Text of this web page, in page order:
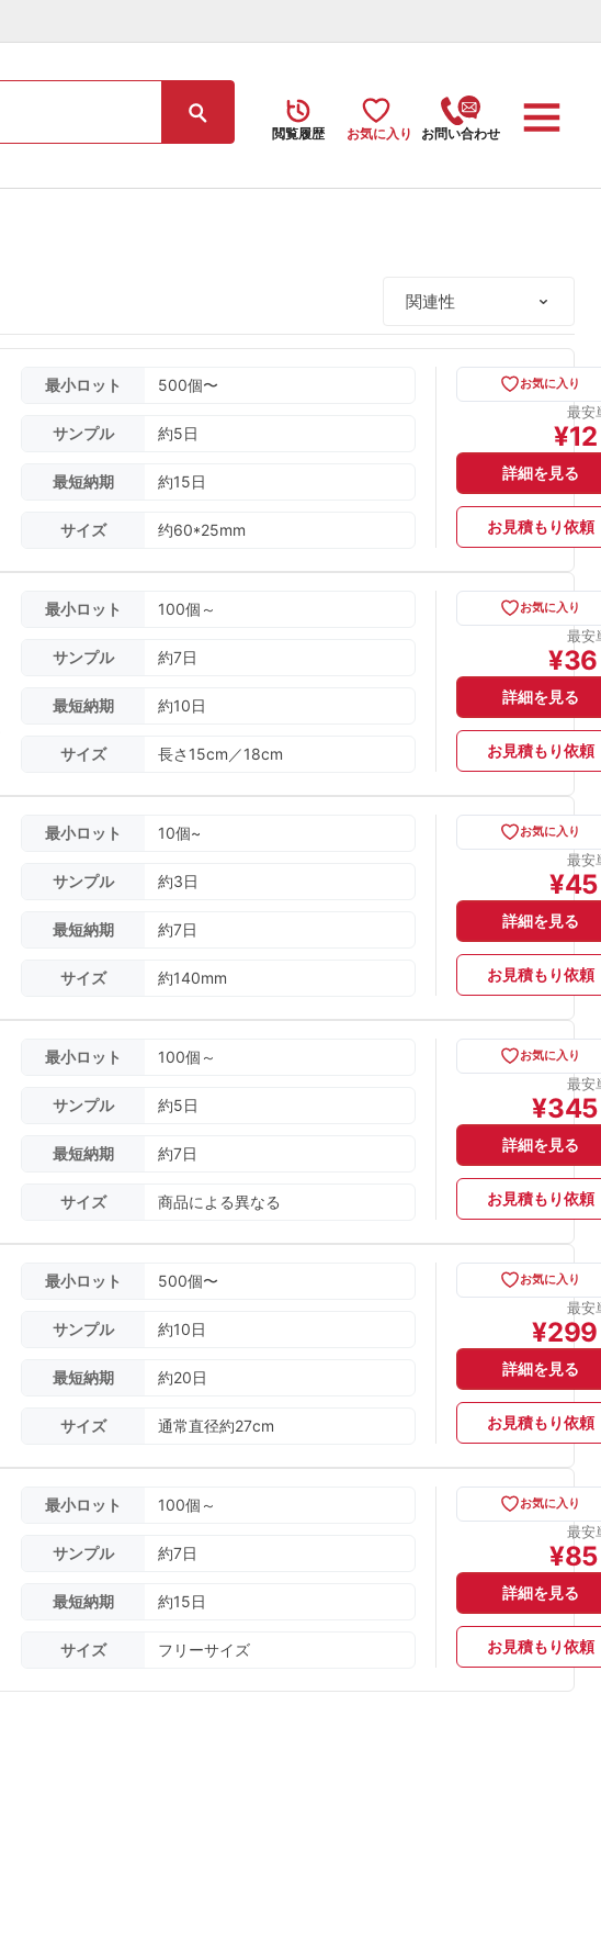
閲覧履歴 お気に入り お問い合わせ
最小ロット 500個〜
サンプル 約5日
最短納期 約15日
サイズ 约60*25mm
お気に入り
最安
¥12
詳細を見る
お見積もり依頼
最小ロット 100個～
サンプル 約7日
最短納期 約10日
サイズ 長さ15cm／18cm
お気に入り
最安
¥36
詳細を見る
お見積もり依頼
最小ロット 10個~
サンプル 約3日
最短納期 約7日
サイズ 約140mm
お気に入り
最安
¥45
詳細を見る
お見積もり依頼
最小ロット 100個～
サンプル 約5日
最短納期 約7日
サイズ 商品による異なる
お気に入り
最安
¥345
詳細を見る
お見積もり依頼
最小ロット 500個〜
サンプル 約10日
最短納期 約20日
サイズ 通常直径約27cm
お気に入り
最安
¥299
詳細を見る
お見積もり依頼
最小ロット 100個～
サンプル 約7日
最短納期 約15日
サイズ フリーサイズ
お気に入り
最安
¥85
詳細を見る
お見積もり依頼